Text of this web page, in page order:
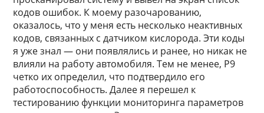
кодов ошибок. К моему разочарованию,
оказалось, что у меня есть несколько неактивных
кодов, связанных с датчиком кислорода. Эти коды
я уже знал — они появлялись и ранее, но никак не
влияли на работу автомобиля. Тем не менее, P9
четко их определил, что подтвердило его
работоспособность. Далее я перешел к
тестированию функции мониторинга параметров